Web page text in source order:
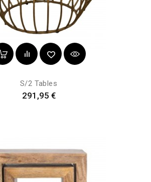
S/2 Tables
Prix
291,95 €